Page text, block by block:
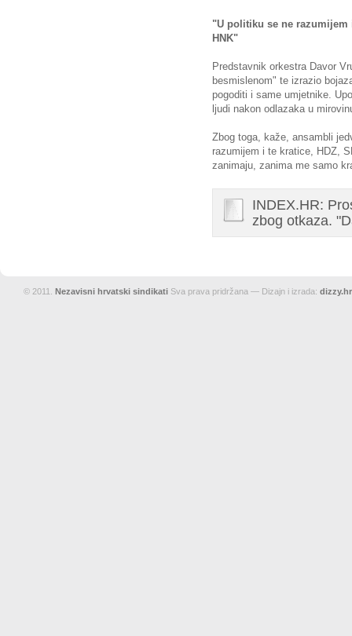
"U politiku se ne razumijem
HNK"
Predstavnik orkestra Davor
besmislenom" te izrazio
pogoditi i same umjetnike.
ljudi nakon odlazaka u
Zbog toga, kaže, ansambli
razumijem i te kratice, HDZ,
zanimaju, zanima me samo
INDEX.HR:
zbog otkaza.
© 2011. Nezavisni hrvatski sindikati Sva prava pridržana — Dizajn i izrada: dizzy.hr